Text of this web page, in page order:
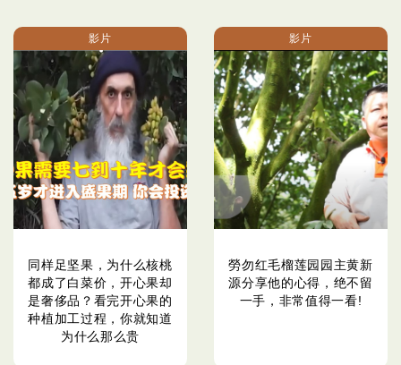
影片
同样足坚果，为什么核桃
都成了白菜价，开心果却
是奢侈品？看完开心果的
种植加工过程，你就知道
为什么那么贵
影片
勞勿红毛榴莲园园主黄新
源分享他的心得，绝不留
一手，非常值得一看!